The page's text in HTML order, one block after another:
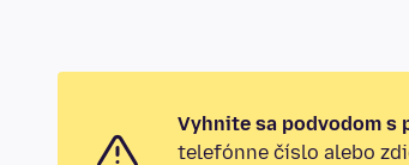
Vyhnite sa podvodom s
telefónne číslo alebo